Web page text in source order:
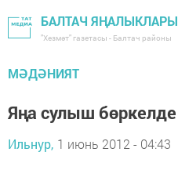
БАЛТАЧ ЯҢАЛЫКЛАРЫ
"Хезмәт" газетасы - Балтач районы
МӘДӘНИЯТ
Яңа сулыш бөркелде
Ильнур, 1 июнь 2012 - 04:43